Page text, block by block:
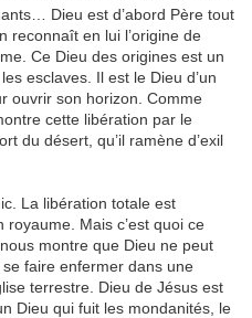
Dieu est d’abord Père tout
reconnaît en lui l’origine de
Ce Dieu des origines est un
esclaves. Il est le Dieu d’un
ouvrir son horizon. Comme
cette libération par le
du désert, qu’il ramène d’exil
La libération totale est
Mais c’est quoi ce
montre que Dieu ne peut
faire enfermer dans une
terrestre. Dieu de Jésus est
Dieu qui fuit les mondanités, le